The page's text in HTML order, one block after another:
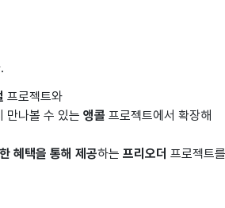
프로젝트와
만나볼 수 있는 앵콜 프로젝트에서 확장해
혜택을 통해 제공하는 프리오더 프로젝트